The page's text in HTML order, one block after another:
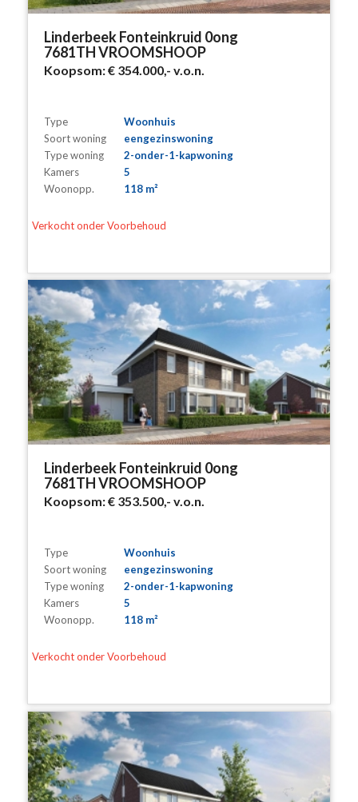
Linderbeek Fonteinkruid 0ong
7681TH VROOMSHOOP
Koopsom:€ 354.000,- v.o.n.
Type
Woonhuis
Soort woning
eengezinswoning
Type woning
2-onder-1-kapwoning
Kamers
5
Woonopp.
118 m²
Verkocht onder Voorbehoud
Linderbeek Fonteinkruid 0ong
7681TH VROOMSHOOP
Koopsom:€ 353.500,- v.o.n.
Type
Woonhuis
Soort woning
eengezinswoning
Type woning
2-onder-1-kapwoning
Kamers
5
Woonopp.
118 m²
Verkocht onder Voorbehoud